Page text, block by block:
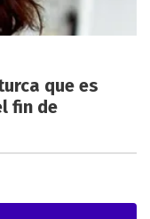
que es
fin de